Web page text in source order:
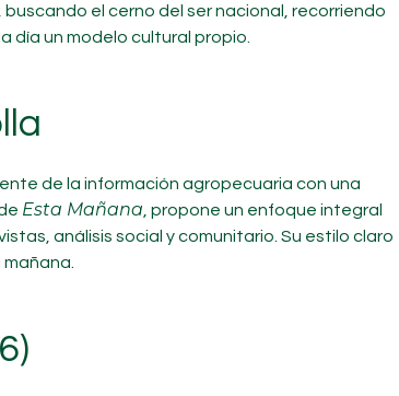
el cerno del ser nacional, recorriendo
día un modelo cultural propio.
de la información agropecuaria con una
Esta Mañana , propone un enfoque integral
análisis social y comunitario. Su estilo claro